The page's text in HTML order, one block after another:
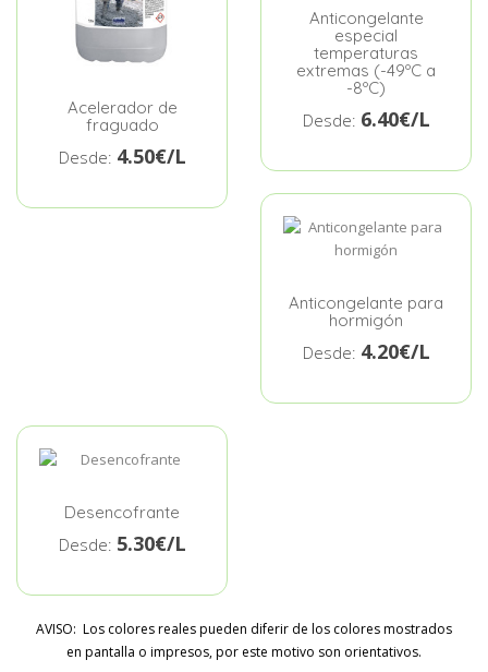
Acelerador de
fraguado
Desde: 4.50€/L
Anticongelante
especial
temperaturas
extremas (-49ºC a
-8ºC)
Desde: 6.40€/L
Anticongelante para
hormigón
Desde: 4.20€/L
Desencofrante
Desde: 5.30€/L
AVISO: Los colores reales pueden diferir de los colores mostrados
en pantalla o impresos, por este motivo son orientativos.